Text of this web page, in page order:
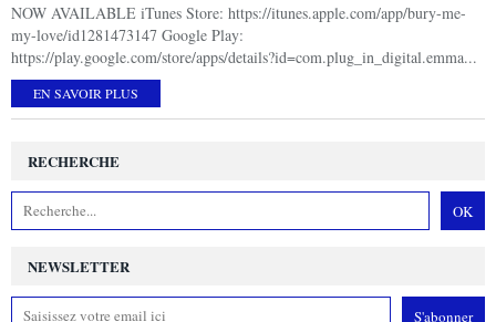
NOW AVAILABLE iTunes Store: https://itunes.apple.com/app/bury-me-
my-love/id1281473147 Google Play:
https://play.google.com/store/apps/details?id=com.plug_in_digital.emma...
EN SAVOIR PLUS
NEWSLETTER
RECHERCHE